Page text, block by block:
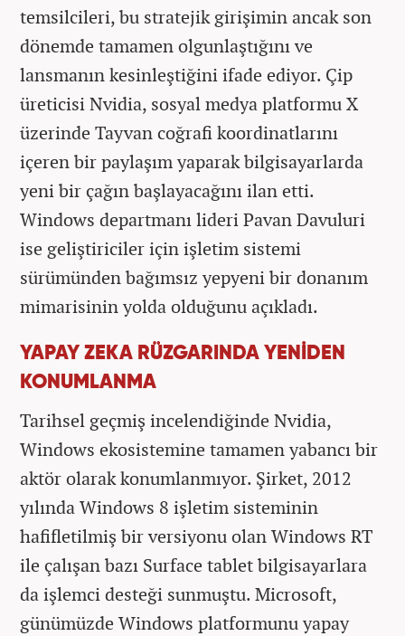
temsilcileri, bu stratejik girişimin ancak son
dönemde tamamen olgunlaştığını ve
lansmanın kesinleştiğini ifade ediyor. Çip
üreticisi Nvidia, sosyal medya platformu X
üzerinde Tayvan coğrafi koordinatlarını
içeren bir paylaşım yaparak bilgisayarlarda
yeni bir çağın başlayacağını ilan etti.
Windows departmanı lideri Pavan Davuluri
ise geliştiriciler için işletim sistemi
sürümünden bağımsız yepyeni bir donanım
mimarisinin yolda olduğunu açıkladı.
YAPAY ZEKA RÜZGARINDA YENİDEN
KONUMLANMA
Tarihsel geçmiş incelendiğinde Nvidia,
Windows ekosistemine tamamen yabancı bir
aktör olarak konumlanmıyor. Şirket, 2012
yılında Windows 8 işletim sisteminin
hafifletilmiş bir versiyonu olan Windows RT
ile çalışan bazı Surface tablet bilgisayarlara
da işlemci desteği sunmuştu. Microsoft,
günümüzde Windows platformunu yapay